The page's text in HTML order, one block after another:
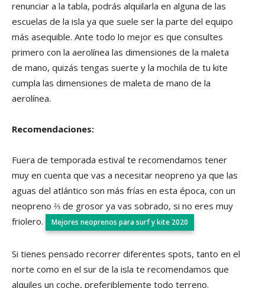
renunciar a la tabla, podrás alquilarla en alguna de las
escuelas de la isla ya que suele ser la parte del equipo
más asequible. Ante todo lo mejor es que consultes
primero con la aerolínea las dimensiones de la maleta
de mano, quizás tengas suerte y la mochila de tu kite
cumpla las dimensiones de maleta de mano de la
aerolínea.
Recomendaciones:
Fuera de temporada estival te recomendamos tener
muy en cuenta que vas a necesitar neopreno ya que las
aguas del atlántico son más frías en esta época, con un
neopreno ⅔ de grosor ya vas sobrado, si no eres muy
friolero.
Mejores neoprenos para surf y kite 2020
Si tienes pensado recorrer diferentes spots, tanto en el
norte como en el sur de la isla te recomendamos que
alquiles un coche, preferiblemente todo terreno.